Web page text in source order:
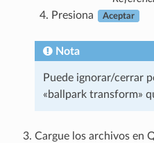
Presiona
Aceptar
Nota
Puede ignorar/cerrar
«ballpark transform»
Cargue los archivos en